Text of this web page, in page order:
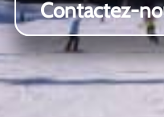
Contactez-